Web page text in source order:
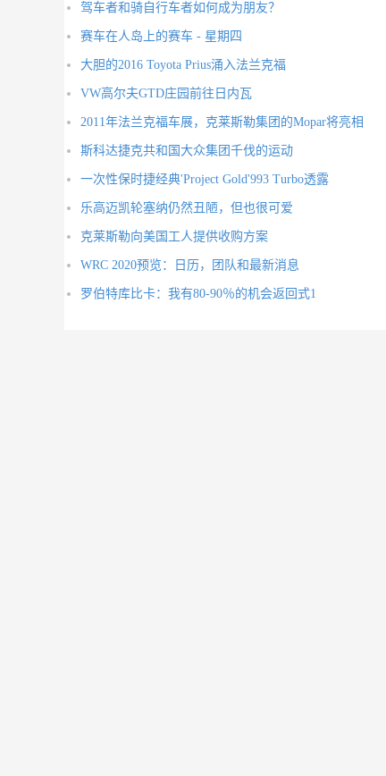
驾车者和骑自行车者如何成为朋友？
赛车在人岛上的赛车 - 星期四
大胆的2016 Toyota Prius涌入法兰克福
VW高尔夫GTD庄园前往日内瓦
2011年法兰克福车展，克莱斯勒集团的Mopar将亮相
斯科达捷克共和国大众集团千伐的运动
一次性保时捷经典'Project Gold'993 Turbo透露
乐高迈凯轮塞纳仍然丑陋，但也很可爱
克莱斯勒向美国工人提供收购方案
WRC 2020预览：日历，团队和最新消息
罗伯特库比卡：我有80-90％的机会返回式1